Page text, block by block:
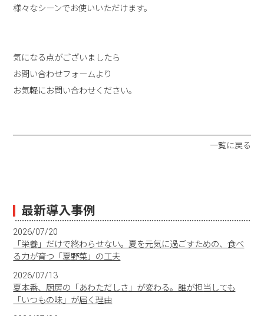
様々なシーンでお使いいただけます。
気になる点がございましたら
お問い合わせフォームより
お気軽にお問い合わせください。
一覧に戻る
最新導入事例
2026/07/20
「栄養」だけで終わらせない。夏を元気に過ごすための、食べ
る力が育つ「夏野菜」の工夫
2026/07/13
夏本番、厨房の「あわただしさ」が変わる。誰が担当しても
「いつもの味」が届く理由